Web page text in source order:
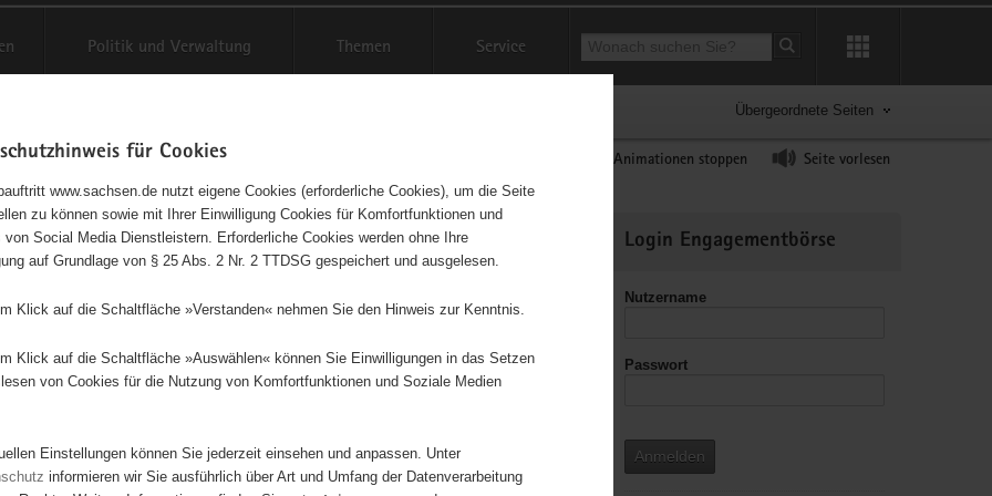
Politik und Verwaltung Themen Service Suchbegriff
Suche starten
Übergeordnete Seiten
Animationen stoppen Seite vorlesen
auf Karte anzeigen
Initiativen Projekte Nach Alphabet Nach Postleitzahl
8 Suchergebnisse
Informationen
Login Engagementbörse
Nutzername
Passwort
Anmelden
für Cookies
www.sachsen.de nutzt eigene Cookies (erforderliche Cookies), um die Seite
zu können sowie mit Ihrer Einwilligung Cookies für Komfortfunktionen und
von Social Media Dienstleistern. Erforderliche Cookies werden ohne Ihre
auf Grundlage von § 25 Abs. 2 Nr. 2 TTDSG gespeichert und ausgelesen.
Klick auf die Schaltfläche »Verstanden« nehmen Sie den Hinweis zur Kenntnis.
Klick auf die Schaltfläche »Auswählen« können Sie Einwilligungen in das Setzen
von Cookies für die Nutzung von Komfortfunktionen und Soziale Medien
Einstellungen können Sie jederzeit einsehen und anpassen. Unter
informieren wir Sie ausführlich über Art und Umfang der Datenverarbeitung